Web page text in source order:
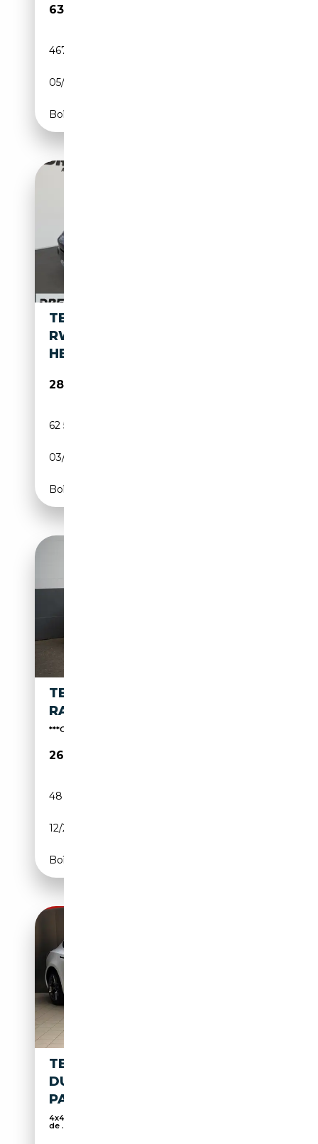
63 999€
467 km
05/2026
Boîte automatique
TESLA MODEL 3 STANDARD
RWD + PANORAMADACH + EL.
HECKKLAPPE + WÄR
28 550€
62 594 km
03/2023
Boîte automatique
TESLA MODEL 3 STANDARD
RANGE + *1. HAND*
***Gerne kaufen wir auch Ihren Tesla an***
26 950€
48 574 km
12/2022
Boîte automatique
TESLA MODEL 3 LONG RANGE
DUAL AWD
PANO+LED+NAVI+KAM+WP
4x4, Soundsystem, Volant chauffant, Régulateur
de ...